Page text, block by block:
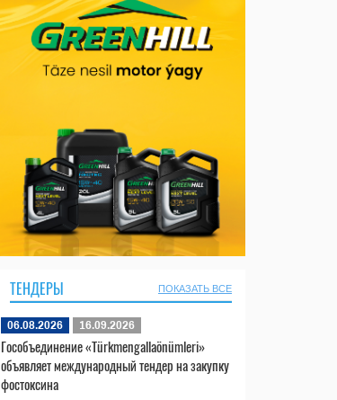
ТЕНДЕРЫ ПОКАЗАТЬ ВСЕ
06.08.2026 16.09.2026
Гособъединение «Türkmengallaönümleri»
объявляет международный тендер на закупку
фостоксина